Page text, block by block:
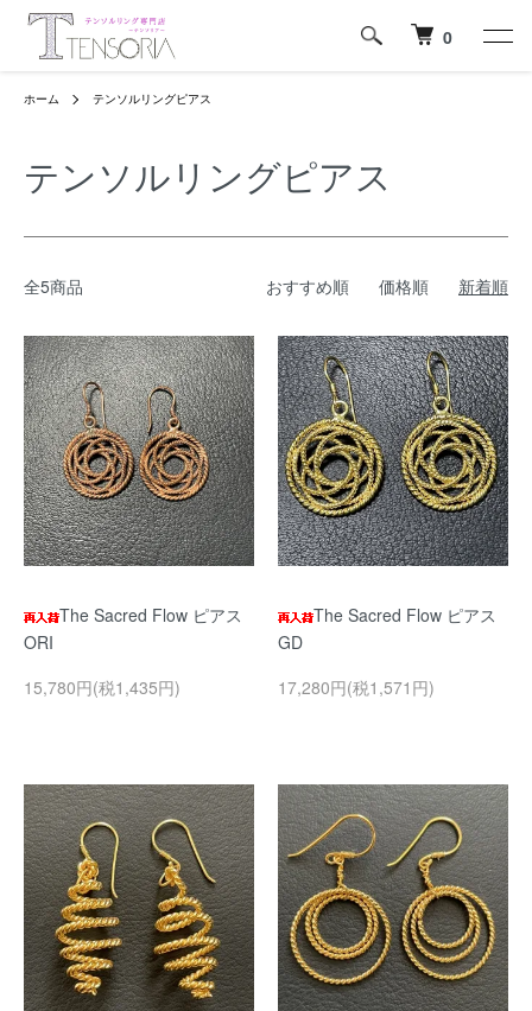
0
ホーム テンソルリングピアス
テンソルリングピアス
全5商品 おすすめ順 価格順 新着順
The Sacred Flow ピアス
ORI
15,780円(税1,435円)
The Sacred Flow ピアス
GD
17,280円(税1,571円)